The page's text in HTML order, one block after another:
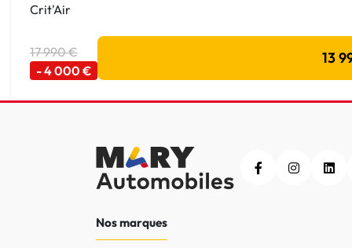
Crit'Air
17 990 €
- 4 000 €
13
Nos marques